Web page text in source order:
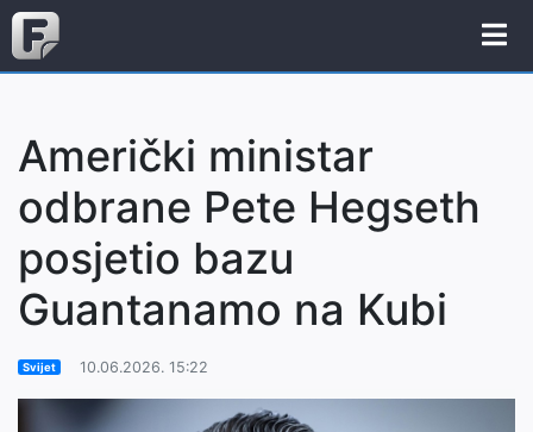
Američki ministar
odbrane Pete Hegseth
posjetio bazu
Guantanamo na Kubi
Svijet 10.06.2026. 15:22